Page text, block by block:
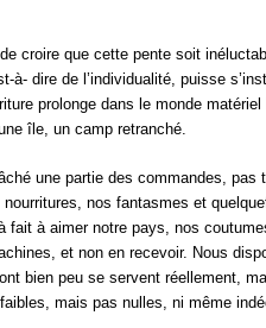
croire que cette pente soit
à- dire de l’individualité, puisse
prolonge dans le monde
île, un camp retranché.
une partie des commandes,
nos fantasmes et
fait à aimer notre pays, nos
et non en recevoir. Nous
bien peu se servent réellement,
mais pas nulles, ni même